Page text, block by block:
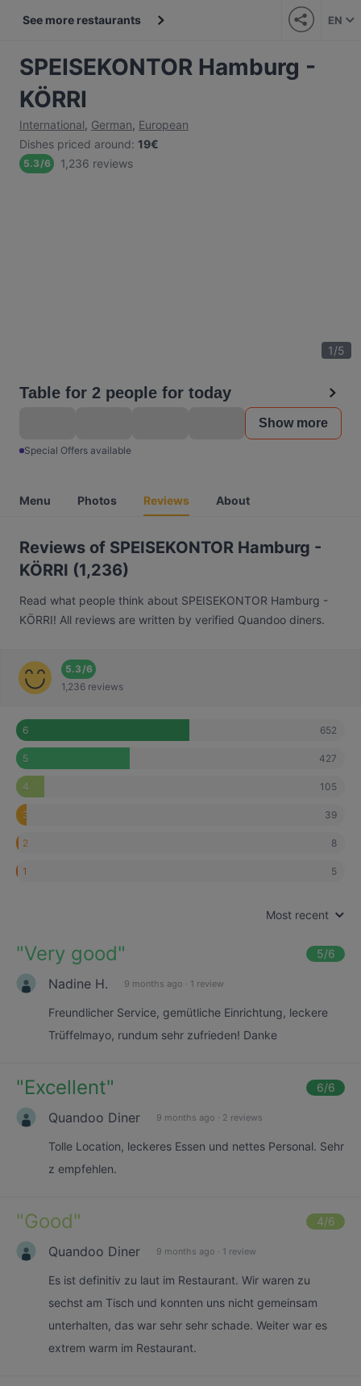
See more restaurants EN
SPEISEKONTOR Hamburg -
KÖRRI
International, German, European
Dishes priced around: 19€
5.3/6 1,236 reviews
1/5
Table for 2 people for today
Show more
Special Offers available
Menu Photos Reviews About
Reviews of SPEISEKONTOR Hamburg -
KÖRRI (1,236)
Read what people think about SPEISEKONTOR Hamburg -
KÖRRI! All reviews are written by verified Quandoo diners.
5.3/6
1,236 reviews
6 652
5 427
4 105
3 39
2 8
1 5
Most recent
"Very good" 5/6
Nadine H. 9 months ago · 1 review
Freundlicher Service, gemütliche Einrichtung, leckere
Trüffelmayo, rundum sehr zufrieden! Danke
"Excellent" 6/6
Quandoo Diner 9 months ago · 2 reviews
Tolle Location, leckeres Essen und nettes Personal. Sehr
z empfehlen.
"Good" 4/6
Quandoo Diner 9 months ago · 1 review
Es ist definitiv zu laut im Restaurant. Wir waren zu
sechst am Tisch und konnten uns nicht gemeinsam
unterhalten, das war sehr sehr schade. Weiter war es
extrem warm im Restaurant.